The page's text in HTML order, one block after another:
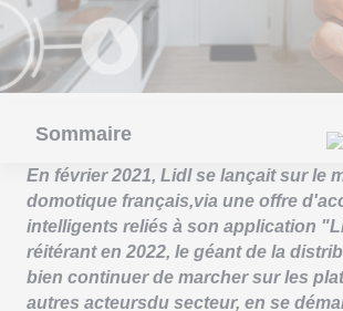
Sommaire
En février 2021, Lidl se lançait sur le
domotique français,via une offre
intelligents reliés à son application
réitérant en 2022, le géant de la
bien continuer de marcher sur les
autres acteursdu secteur, en se